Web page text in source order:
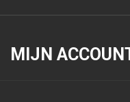
MIJN